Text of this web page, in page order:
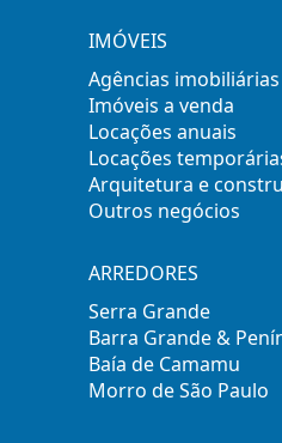
IMÓVEIS
Agências imobiliárias
Imóveis a venda
Locações anuais
Locações
Arquitetura e
Outros negócios
ARREDORES
Serra Grande
Barra Grande &
Baía de Camamu
Morro de São Paulo